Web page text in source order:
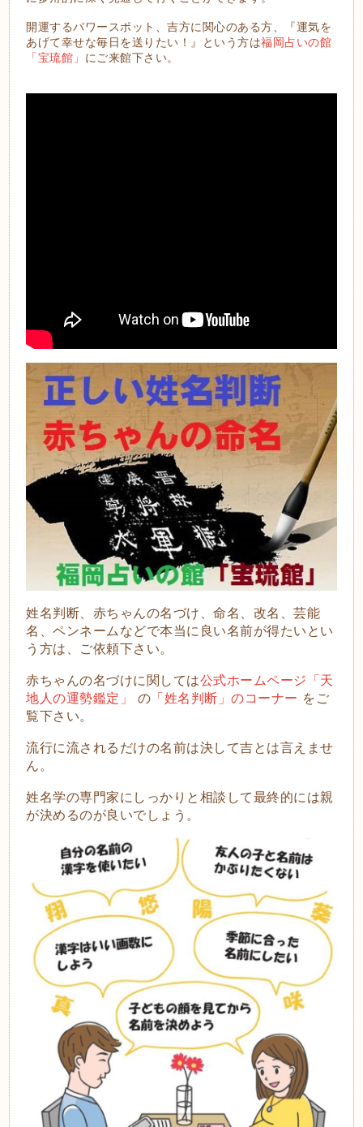
開運するパワースポット、吉方に関心のある方、『運気を
あげて幸せな毎日を送りたい！』という方は福岡占いの館
「宝琉館」 にご来館下さい。
姓名判断、赤ちゃんの名づけ、命名、改名、芸能
名、ペンネームなどで本当に良い名前が得たいとい
う方は、ご依頼下さい。
赤ちゃんの名づけに関しては公式ホームページ「天
地人の運勢鑑定」
の 「姓名判断」のコーナー をご
覧下さい。
流行に流されるだけの名前は決して吉とは言えませ
ん。
姓名学の専門家にしっかりと相談して最終的には親
が決めるのが良いでしょう。